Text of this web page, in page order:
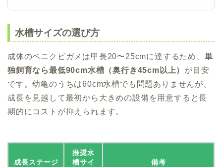
水槽サイズの選び方
成体のベニクビガメは甲長20〜25cmに達するため、 単
独飼育なら最低90cm水槽（奥行き45cm以上） が目安
です。幼亀のうちは60cm水槽でも問題ありませんが、
成長を見越して最初から大きめの設備を用意すると長
期的にコストが抑えられます。
成長ステージ
推奨水
槽サイ
備考